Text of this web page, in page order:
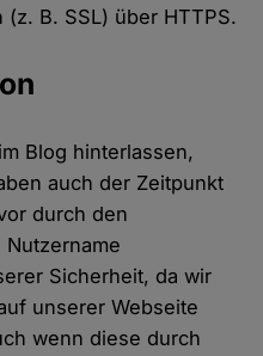
B. SSL) über HTTPS.
Blog hinterlassen,
auch der Zeitpunkt
durch den
Sicherheit, da wir
unserer Webseite
wenn diese durch